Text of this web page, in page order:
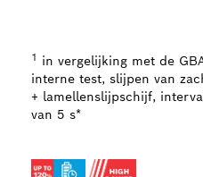
1
in vergelijking met de
interne test, slijpen van
+ lamellenslijpschijf,
van 5 s*